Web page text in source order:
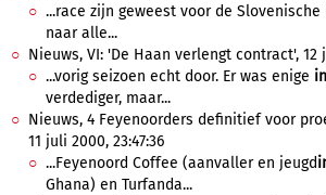
...race zijn geweest voor de Slovenische
naar alle...
Nieuws, VI: 'De Haan verlengt contract', 12
...vorig seizoen echt door. Er was enige
verdediger, maar...
Nieuws, 4 Feyenoorders definitief voor
11 juli 2000, 23:47:36
...Feyenoord Coffee (aanvaller en jeugd
Ghana) en Turfanda...